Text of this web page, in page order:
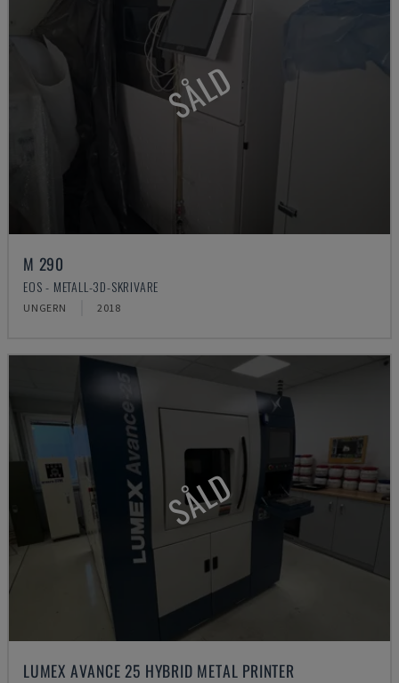
SÅLD
M 290
EOS - METALL-3D-SKRIVARE
UNGERN 2018
SÅLD
LUMEX AVANCE 25 HYBRID METAL PRINTER